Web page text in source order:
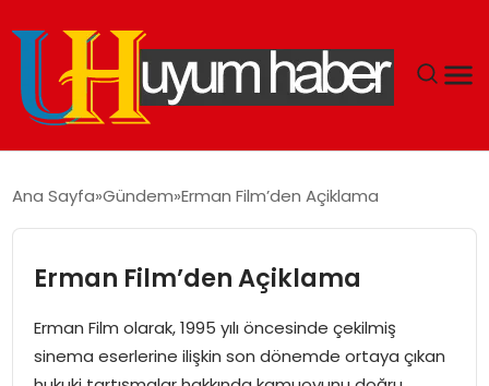
EKONOMI
SIYASET
DÜNYA
Ana Sayfa Gündem Erman Film’den Açiklama
Erman Film’den Açiklama
Erman Film olarak, 1995 yılı öncesinde çekilmiş
sinema eserlerine ilişkin son dönemde ortaya çıkan